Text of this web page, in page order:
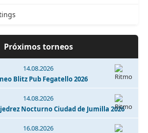
Próximos torneos
14.08.2026
Blitz Pub Fegatello 2026
14.08.2026
Nocturno Ciudad de Jumilla 2026
16.08.2026